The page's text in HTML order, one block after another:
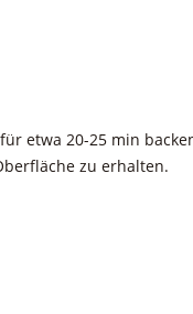
etwa 20-25 min
zu erhalten.